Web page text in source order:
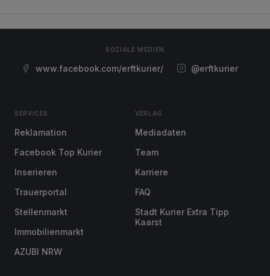
SOZIALE MEDIEN
www.facebook.com/erftkurier/ @erftkurier
SERVICES
Reklamation
Facebook Top Kurier
Inserieren
Trauerportal
Stellenmarkt
Immobilienmarkt
AZUBI NRW
VERLAG
Mediadaten
Team
Karriere
FAQ
Stadt Kurier Extra Tipp
Kaarst